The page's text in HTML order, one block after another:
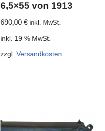
6,5×55 von 1913
690,00€ inkl. MwSt.
inkl. 19 % MwSt.
zzgl.Versandkosten